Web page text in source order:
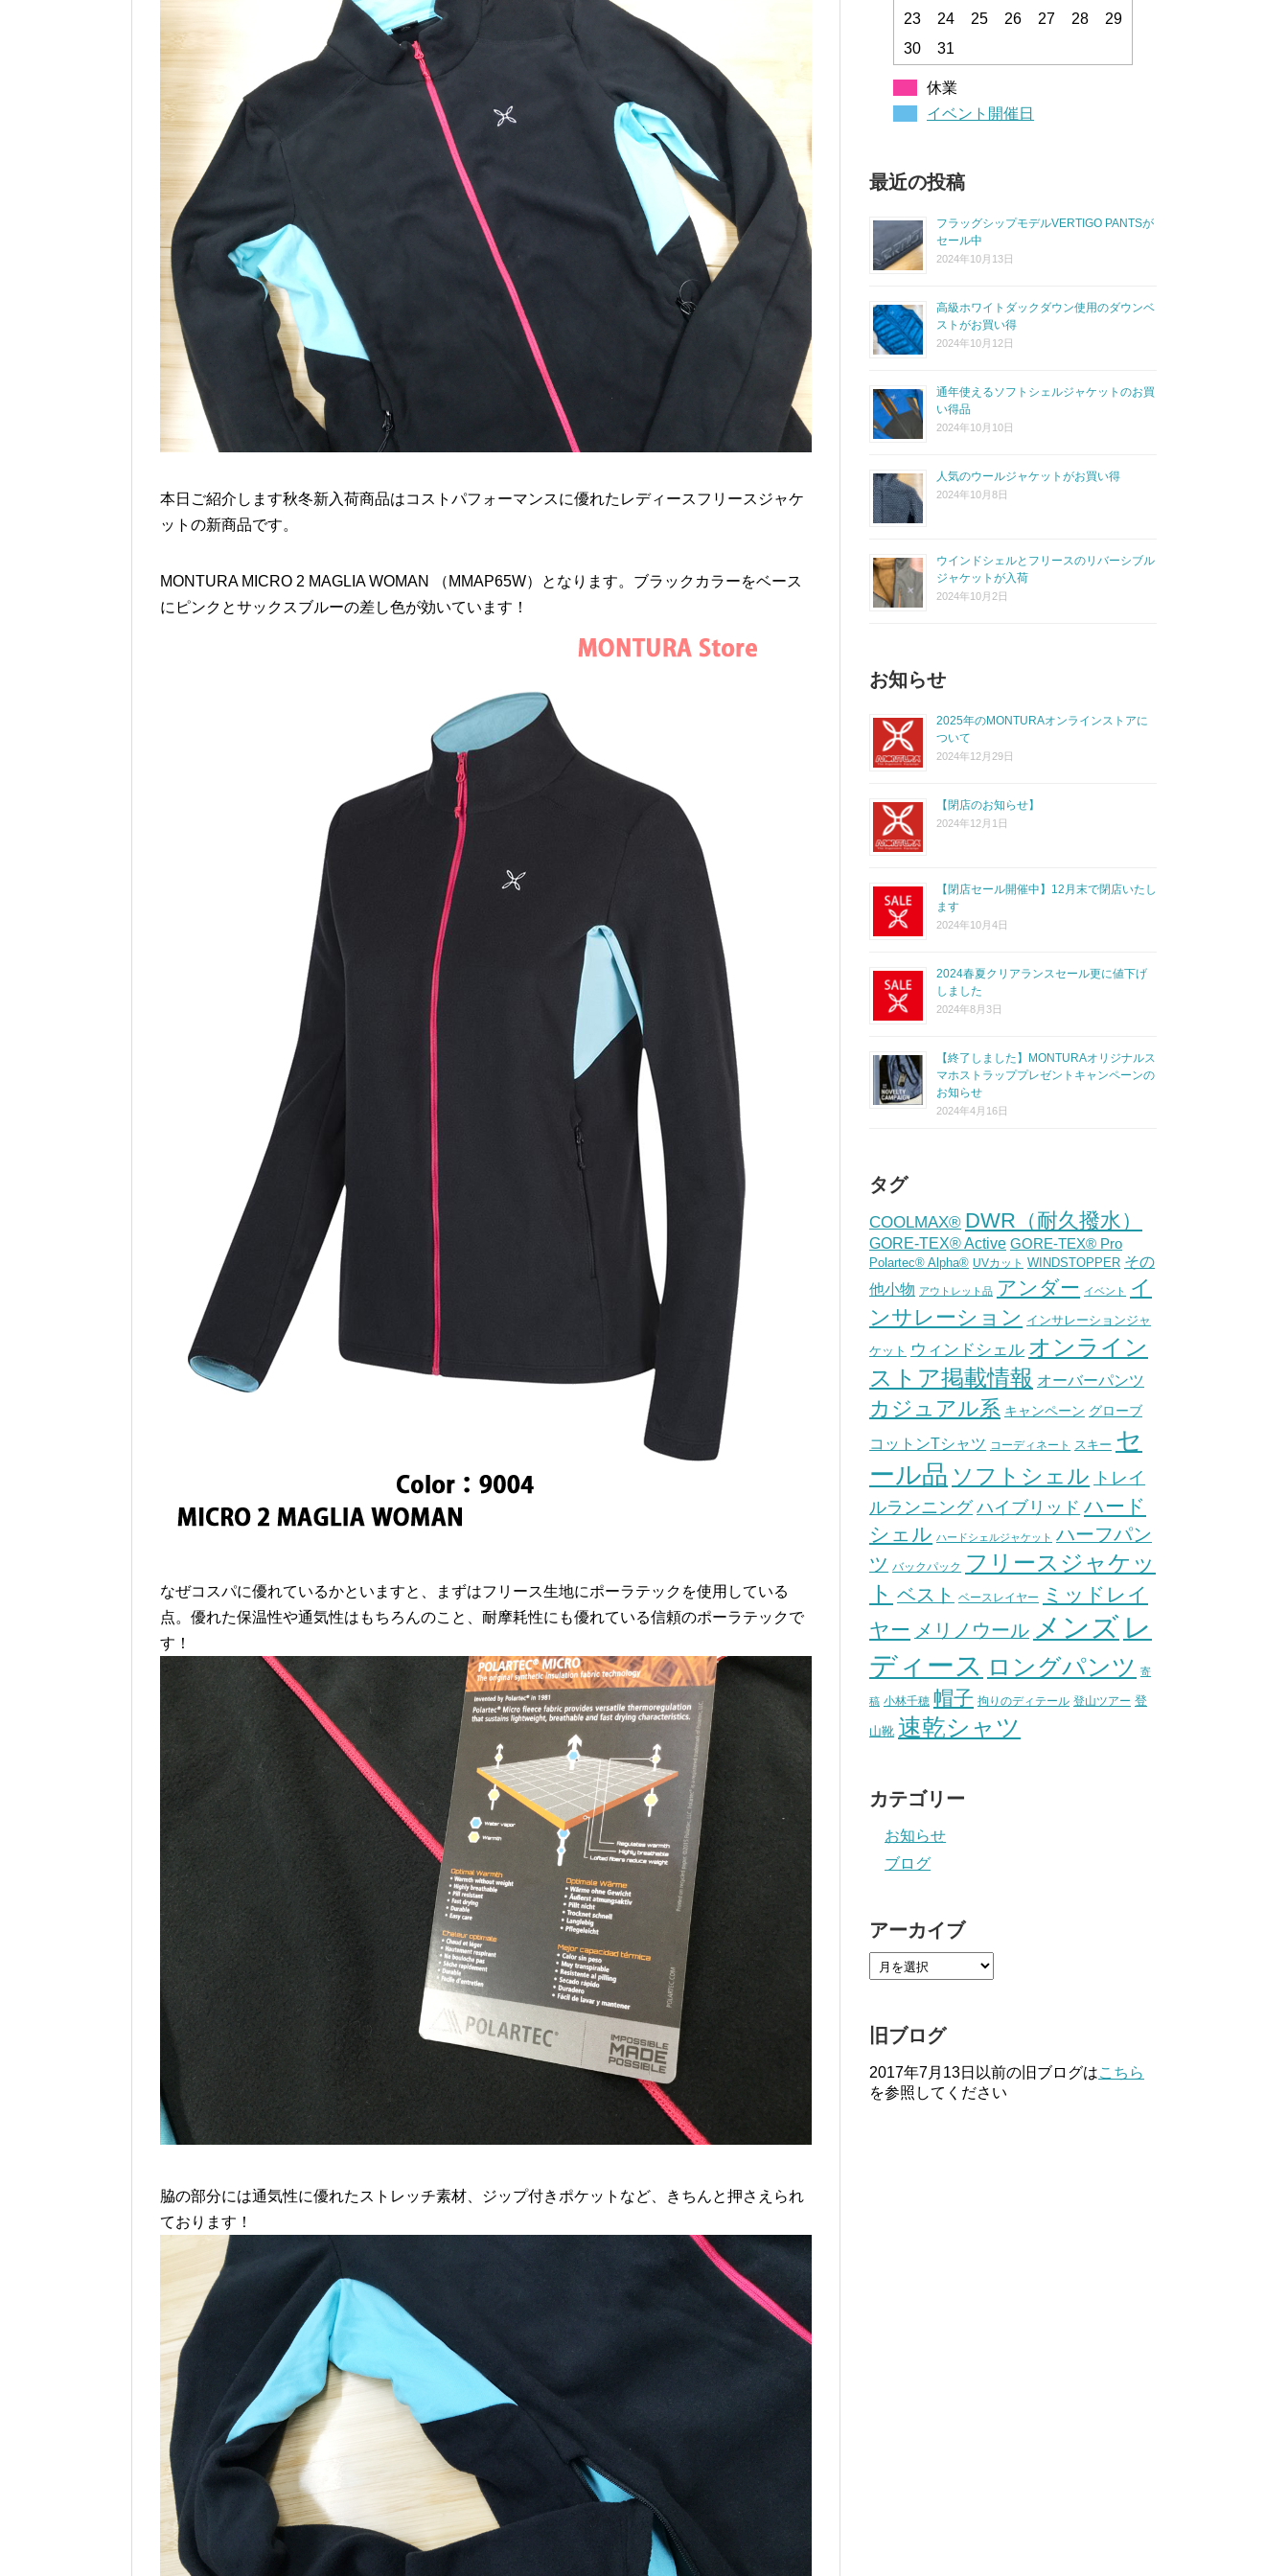
本日ご紹介します秋冬新入荷商品はコストパフォーマンスに優れたレディースフリースジャケ
ットの新商品です。
MONTURA MICRO 2 MAGLIA WOMAN （MMAP65W）となります。ブラックカラーをベース
にピンクとサックスブルーの差し色が効いています！
なぜコスパに優れているかといますと、まずはフリース生地にポーラテックを使用している
点。優れた保温性や通気性はもちろんのこと、耐摩耗性にも優れている信頼のポーラテックで
す！
脇の部分には通気性に優れたストレッチ素材、ジップ付きポケットなど、きちんと押さえられ
ております！
23 24 25 26 27 28
29
30
31
休業
イベント開催日
最近の投稿
フラッグシップモデルVERTIGO PANTSが
セール中
2024年10月13日
高級ホワイトダックダウン使用のダウンベ
ストがお買い得
2024年10月12日
通年使えるソフトシェルジャケットのお買
い得品
2024年10月10日
人気のウールジャケットがお買い得
2024年10月8日
ウインドシェルとフリースのリバーシブル
ジャケットが入荷
2024年10月2日
お知らせ
2025年のMONTURAオンラインストアに
ついて
2024年12月29日
【閉店のお知らせ】
2024年12月1日
【閉店セール開催中】12月末で閉店いたし
ます
2024年10月4日
2024春夏クリアランスセール更に値下げ
しました
2024年8月3日
【終了しました】MONTURAオリジナルス
マホストラッププレゼントキャンペーンの
お知らせ
2024年4月16日
タグ
COOLMAX® DWR（耐久撥水）
GORE-TEX® Active GORE-TEX® Pro
Polartec® Alpha® UVカット WINDSTOPPER その
他小物 アウトレット品 アンダー イベント
イ
ンサレーション インサレーションジャ
ケット ウィンドシェル オンライン
ストア掲載情報 オーバーパンツ
カジュアル系 キャンペーン グローブ
コットンTシャツ コーディネート スキー セ
ール品 ソフトシェル トレイ
ルランニング ハイブリッド ハード
シェル ハードシェルジャケット ハーフパン
ツ バックパック
フリースジャケッ
ト ベスト ベースレイヤー
ミッドレイ
ヤー メリノウール メンズ レ
ディース ロングパンツ 寄
稿 小林千穂 帽子 拘りのディテール 登山ツアー 登
山靴 速乾シャツ
カテゴリー
お知らせ
ブログ
アーカイブ
旧ブログ
2017年7月13日以前の旧ブログはこちら
を参照してください